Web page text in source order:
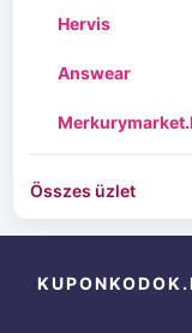
Hervis
Answear
Összes üzlet